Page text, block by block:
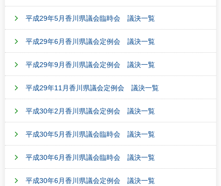
平成29年5月香川県議会臨時会 議決一覧
平成29年6月香川県議会定例会 議決一覧
平成29年9月香川県議会定例会 議決一覧
平成29年11月香川県議会定例会 議決一覧
平成30年2月香川県議会定例会 議決一覧
平成30年5月香川県議会臨時会 議決一覧
平成30年6月香川県議会臨時会 議決一覧
平成30年6月香川県議会定例会 議決一覧